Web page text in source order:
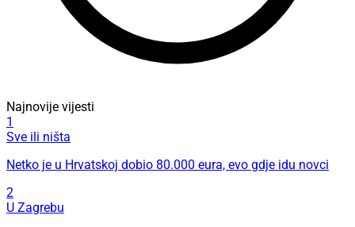
Najnovije vijesti
1
Sve ili ništa
Netko je u Hrvatskoj dobio 80.000 eura, evo gdje idu novci
2
U Zagrebu